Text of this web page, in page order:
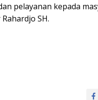
pelayanan kepada
SH.